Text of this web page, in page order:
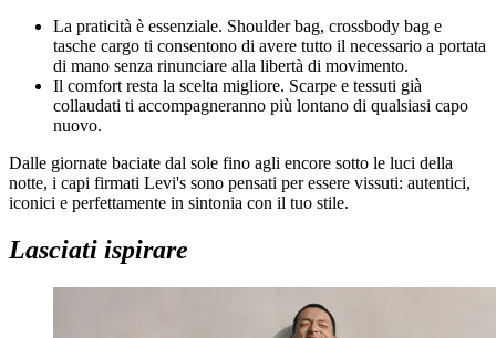
La praticità è essenziale. Shoulder bag, crossbody bag e
tasche cargo ti consentono di avere tutto il necessario a portata
di mano senza rinunciare alla libertà di movimento.
Il comfort resta la scelta migliore. Scarpe e tessuti già
collaudati ti accompagneranno più lontano di qualsiasi capo
nuovo.
Dalle giornate baciate dal sole fino agli encore sotto le luci della
notte, i capi firmati Levi's sono pensati per essere vissuti: autentici,
iconici e perfettamente in sintonia con il tuo stile.
Lasciati ispirare